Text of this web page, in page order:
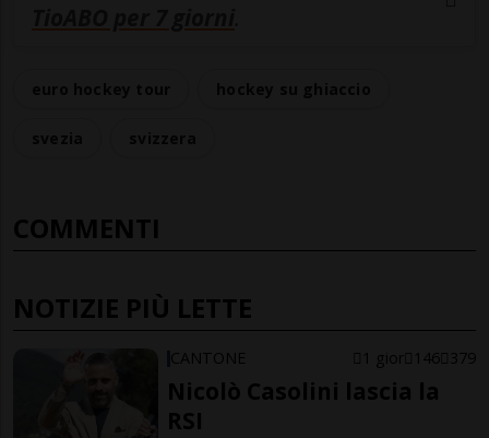
COMMENTI
NOTIZIE PIÙ LETTE
CANTONE 1 gior 146 379
Nicolò Casolini lascia la
RSI